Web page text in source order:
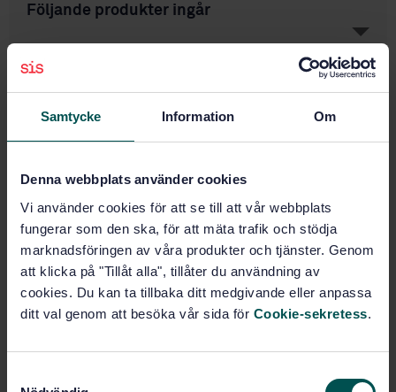
Samtycke Information Om
Denna webbplats använder cookies
Vi använder cookies för att se till att vår webbplats
fungerar som den ska, för att mäta trafik och stödja
marknadsföringen av våra produkter och tjänster. Genom
att klicka på "Tillåt alla", tillåter du användning av
cookies. Du kan ta tillbaka ditt medgivande eller anpassa
ditt val genom att besöka vår sida för Cookie-sekretess.
Följande produkter ingår
Är utbildningen fullbokad, är du intresserad av
utbildning eller vilka konsulttjänster SIS
erbjuder, fyll i formuläret så blir du kontaktad av
Kategori: utbildningar inom Maskinsäkerhet och CE-
märkning
Det här är en tvådagarsutbildning som går på djupet och
innehåller också mer övningar där du praktiskt får träna
på generella praktikfall och får möjlighet att diskutera
europeiska standarden för maskinsäkerhet med nya